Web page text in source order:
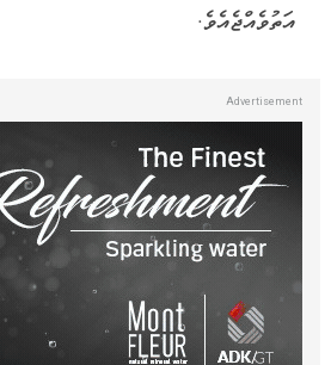
އަތުވެއްޖެއެވެ.